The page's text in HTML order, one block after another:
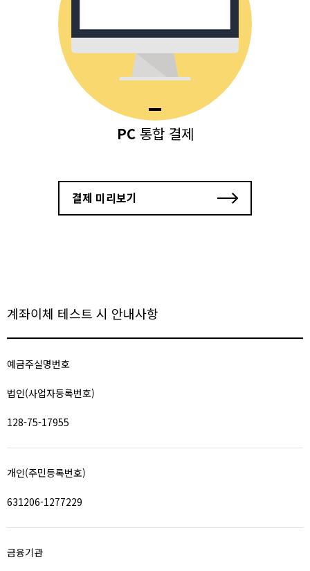
PC통합 결제
결제 미리보기
계좌이체 테스트 시 안내사항
예금주실명번호
법인(사업자등록번호)
128-75-17955
개인(주민등록번호)
631206-1277229
금융기관